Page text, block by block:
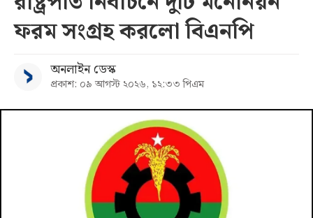
ফরম সংগ্রহ করলো বিএনপি
অনলাইন ডেস্ক
প্রকাশ: ০৯ আগস্ট ২০২৬, ১২:৩৩ পিএম